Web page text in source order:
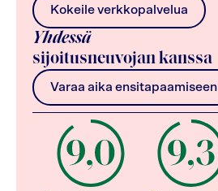
Kokeile verkkopalvelua
Yhdessä
sijoitusneuvojan kanssa
Varaa aika ensitapaamiseen